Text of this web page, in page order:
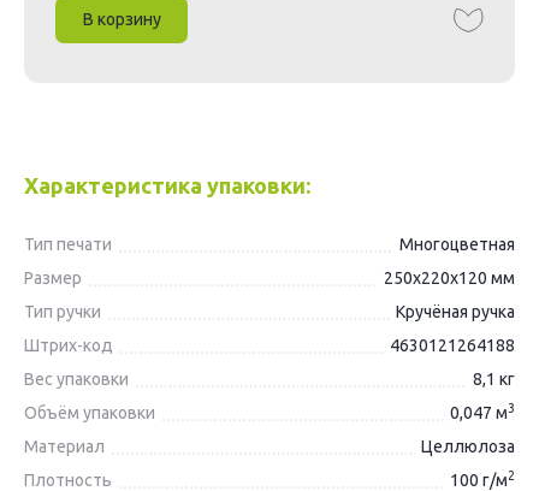
В корзину
Характеристика упаковки:
Тип печати
Многоцветная
Размер
250х220х120 мм
Тип ручки
Кручёная ручка
Штрих-код
4630121264188
Вес упаковки
8,1 кг
Объём упаковки
0,047 м3
Материал
Целлюлоза
Плотность
100 г/м2